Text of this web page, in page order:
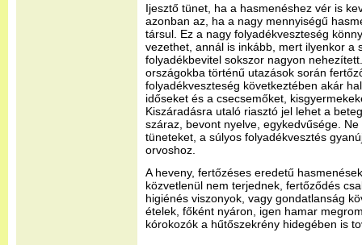
Ijesztő tünet, ha a hasmenéshez vér is
azonban az, ha a nagy mennyiségű
társul. Ez a nagy folyadékveszteség
vezethet, annál is inkább, mert ilyenkor a
folyadékbevitel sokszor nagyon
országokba történű utazások során
folyadékveszteség következtében akár
időseket és a csecsemőket,
Kiszáradásra utaló riasztó jel lehet a
száraz, bevont nyelve, egykedvűsége.
tüneteket, a súlyos folyadékvesztés
orvoshoz.
A heveny, fertőzéses eredetű
közvetlenül nem terjednek, fertőződés
higiénés viszonyok, vagy gondatlanság
ételek, főként nyáron, igen hamar
kórokozók a hűtőszekrény hidegében is